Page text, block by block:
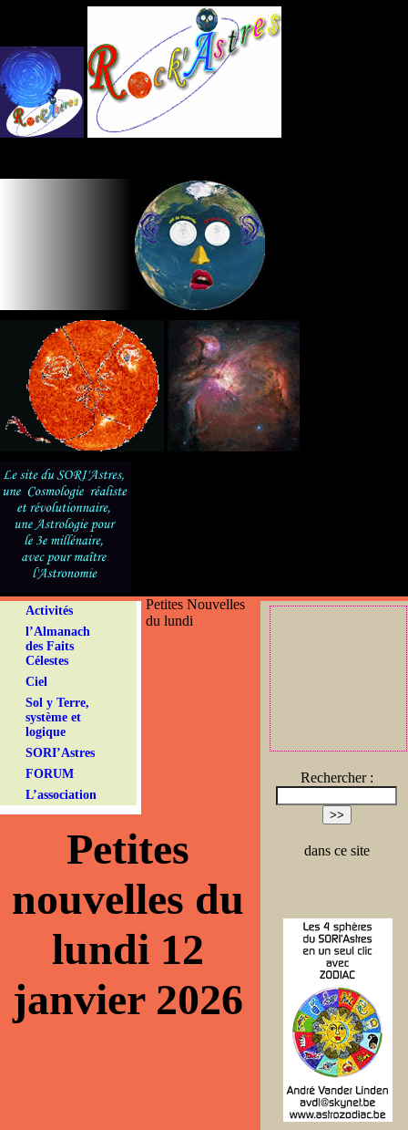
Activités
l’Almanach
des Faits
Célestes
Ciel
Sol y Terre,
système et
logique
SORI’Astres
FORUM
L’association
Rechercher :
dans ce site
Petites Nouvelles
du lundi
Petites
nouvelles du
lundi 12
janvier 2026
Panneau de gestion des cookies